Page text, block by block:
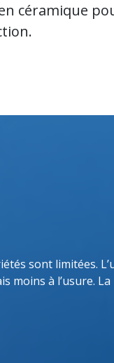
céramique
sont limitées.
moins à l’usure. La